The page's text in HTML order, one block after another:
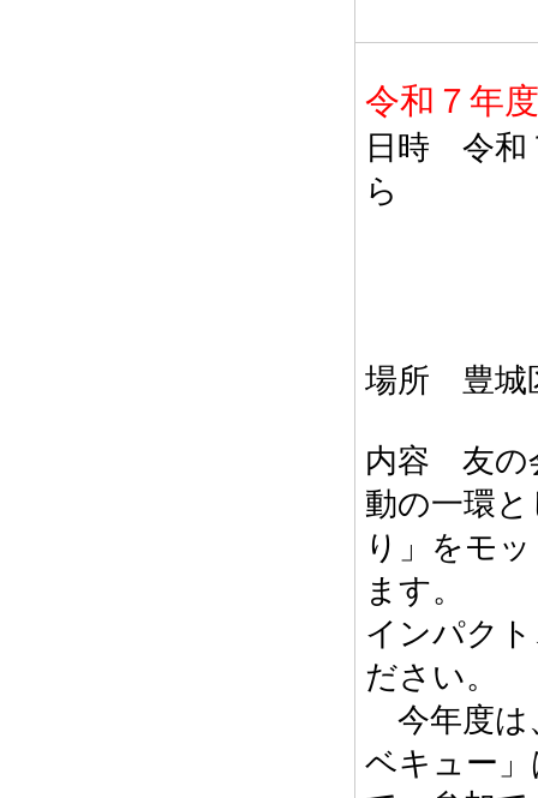
令和７年
日時 令和
ら
場所
内容 友の
動の一環
り」をモ
ます。
インパク
ださい。
今年度は
ベキュー